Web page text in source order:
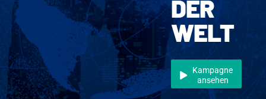
Events
Überregional
Jobs
Newsletter
DER
WELT
Kampagne
ansehen